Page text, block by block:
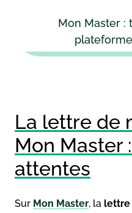
Mon Master :
La lettre de
Mon Master
attentes
Sur Mon Master, la lettre